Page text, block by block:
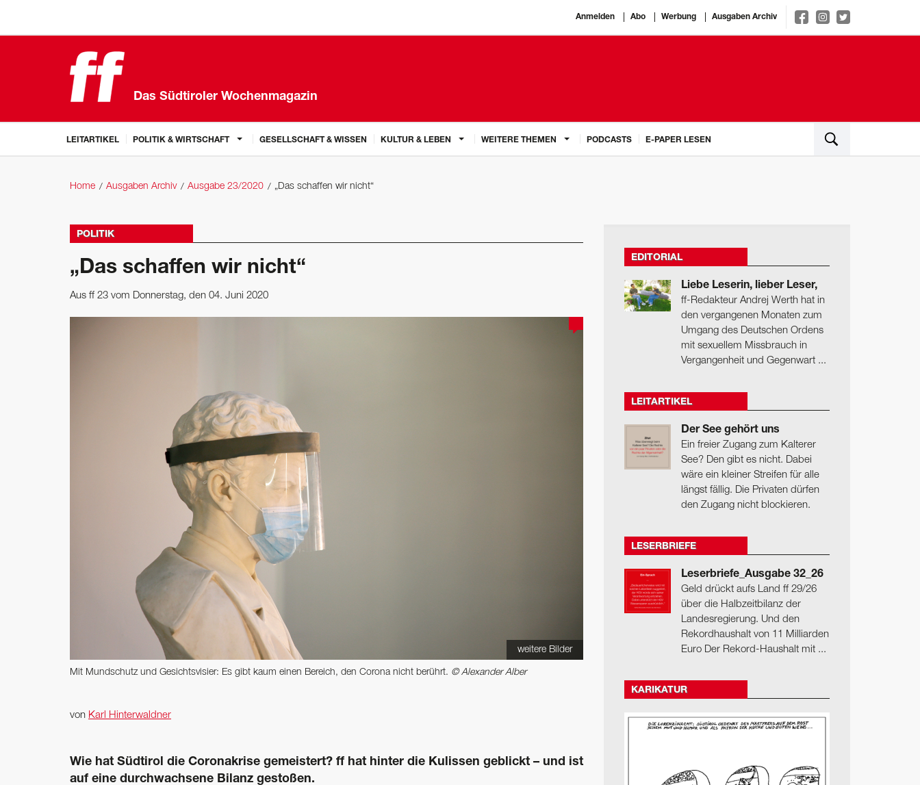
Anmelden Abo Werbung Ausgaben Archiv
Das Südtiroler Wochenmagazin
LEITARTIKEL POLITIK & WIRTSCHAFT GESELLSCHAFT & WISSEN KULTUR & LEBEN WEITERE THEMEN PODCASTS E-PAPER LESEN
Home Ausgaben Archiv Ausgabe 23/2020 „Das schaffen wir nicht“
POLITIK
„Das schaffen wir nicht“
Aus ff 23 vom Donnerstag, den 04. Juni 2020
weitere Bilder
Mit Mundschutz und Gesichtsvisier: Es gibt kaum einen Bereich, den Corona nicht berührt. © Alexander Alber
von Karl Hinterwaldner
Wie hat Südtirol die Corona­krise gemeistert? ff hat hinter die ­Kulissen geblickt – und ist
auf eine durchwachsene Bilanz gestoßen.
EDITORIAL
Liebe Leserin, lieber Leser,
ff-Redakteur Andrej Werth hat in
den vergangenen Monaten zum
Umgang des Deutschen Ordens
mit sexuellem Missbrauch in
Vergangenheit und Gegenwart ...
LEITARTIKEL
Der See gehört uns
Ein freier Zugang zum Kalterer
See? Den gibt es nicht. Dabei
wäre ein kleiner Streifen für alle
längst fällig. Die Privaten dürfen
den Zugang nicht blockieren.
LESERBRIEFE
Leserbriefe_Ausgabe 32_26
Geld drückt aufs Land ff 29/26
über die Halbzeitbilanz der
Landesregierung. Und den
Rekordhaushalt von 11 Milliarden
Euro Der Rekord-Haushalt mit ...
KARIKATUR